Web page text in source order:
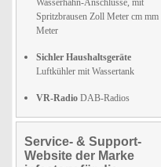
Wasserhahn-Anschlüsse, mit
Spritzbrausen Zoll Meter cm mm
Meter
Sichler Haushaltsgeräte
Luftkühler mit Wassertank
VR-Radio DAB-Radios
Service- & Support-
Website der Marke